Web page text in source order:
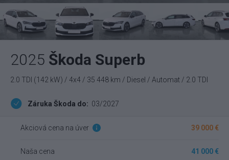
Akciová cena na úver 39 000 €
Naša cena 41 000 €
2025 Škoda Superb
2.0 TDI (142 kW) / 4x4 / 35 448 km / Diesel / Automat / 2.0 TDI
Záruka Škoda do: 03/2027